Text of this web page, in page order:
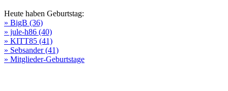
Heute haben Geburtstag:
» BigB (36)
» jule-h86 (40)
» KITT85 (41)
» Sebsander (41)
» Mitglieder-Geburtstage